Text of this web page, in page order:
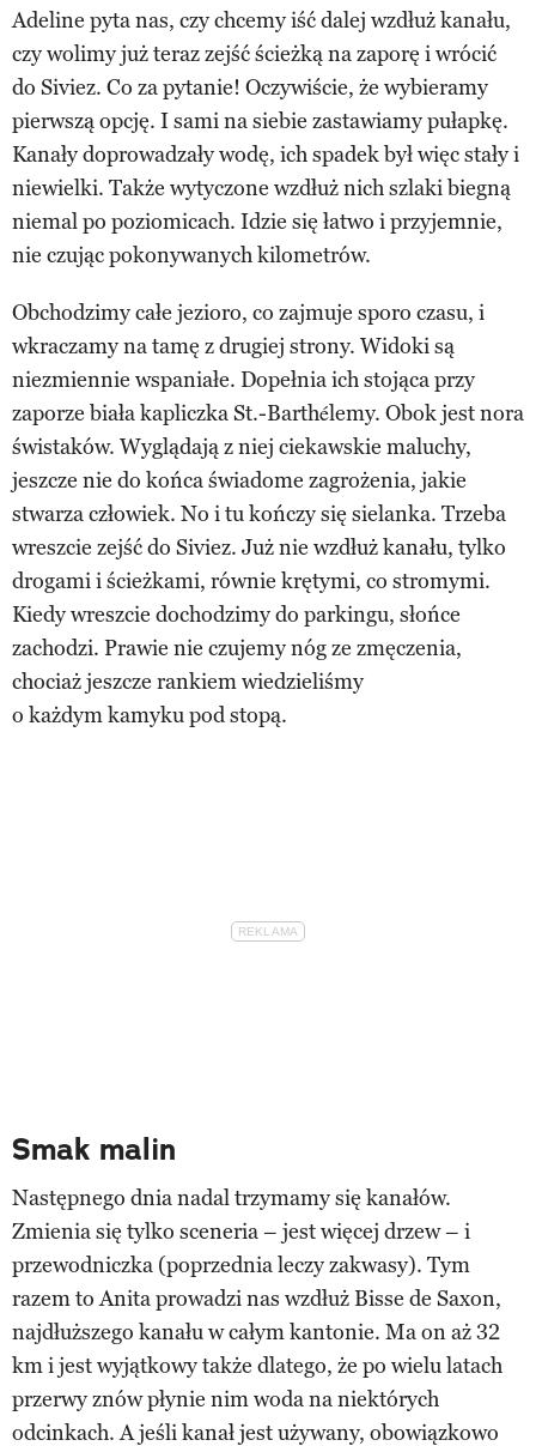
Adeline pyta nas, czy chcemy iść dalej wzdłuż kanału,
czy wolimy już teraz zejść ścieżką na zaporę i wrócić
do Siviez. Co za pytanie! Oczywiście, że wybieramy
pierwszą opcję. I sami na siebie zastawiamy pułapkę.
Kanały doprowadzały wodę, ich spadek był więc stały i
niewielki. Także wytyczone wzdłuż nich szlaki biegną
niemal po poziomicach. Idzie się łatwo i przyjemnie,
nie czując pokonywanych kilometrów.
Obchodzimy całe jezioro, co zajmuje sporo czasu, i
wkraczamy na tamę z drugiej strony. Widoki są
niezmiennie wspaniałe. Dopełnia ich stojąca przy
zaporze biała kapliczka St.-Barthélemy. Obok jest nora
świstaków. Wyglądają z niej ciekawskie maluchy,
jeszcze nie do końca świadome zagrożenia, jakie
stwarza człowiek. No i tu kończy się sielanka. Trzeba
wreszcie zejść do Siviez. Już nie wzdłuż kanału, tylko
drogami i ścieżkami, równie krętymi, co stromymi.
Kiedy wreszcie dochodzimy do parkingu, słońce
zachodzi. Prawie nie czujemy nóg ze zmęczenia,
chociaż jeszcze rankiem wiedzieliśmy
o każdym kamyku pod stopą.
Smak malin
Następnego dnia nadal trzymamy się kanałów.
Zmienia się tylko sceneria – jest więcej drzew – i
przewodniczka (poprzednia leczy zakwasy). Tym
razem to Anita prowadzi nas wzdłuż Bisse de Saxon,
najdłuższego kanału w całym kantonie. Ma on aż 32
km i jest wyjątkowy także dlatego, że po wielu latach
przerwy znów płynie nim woda na niektórych
odcinkach. A jeśli kanał jest używany, obowiązkowo